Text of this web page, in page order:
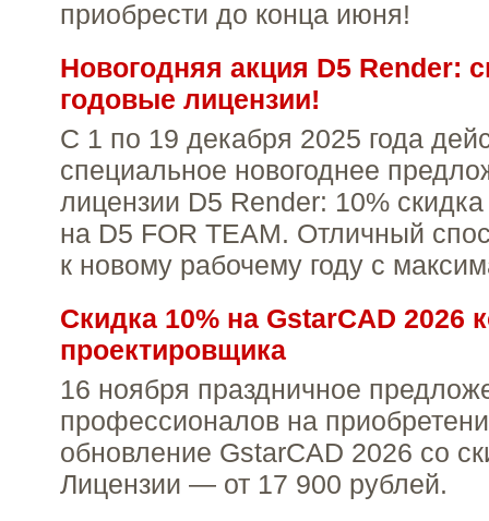
приобрести до конца июня!
Новогодняя акция D5 Render:
годовые лицензии!
С 1 по 19 декабря 2025 года
специальное новогоднее
лицензии D5 Render: 10%
на D5 FOR TEAM. Отличный
к новому рабочему году с
Скидка 10% на GstarCAD 2026
проектировщика
16 ноября праздничное
профессионалов на
обновление GstarCAD 2026 со
Лицензии — от 17 900 рублей.